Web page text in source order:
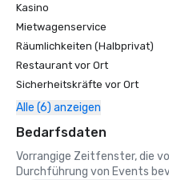
Kasino
Mietwagenservice
Räumlichkeiten (Halbprivat)
Restaurant vor Ort
Sicherheitskräfte vor Ort
Alle (6) anzeigen
Bedarfsdaten
Vorrangige Zeitfenster, die
Durchführung von Events